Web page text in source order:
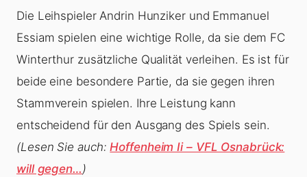
Die Leihspieler Andrin Hunziker und Emmanuel
Essiam spielen eine wichtige Rolle, da sie dem FC
Winterthur zusätzliche Qualität verleihen. Es ist für
beide eine besondere Partie, da sie gegen ihren
Stammverein spielen. Ihre Leistung kann
entscheidend für den Ausgang des Spiels sein.
(Lesen Sie auch:Hoffenheim Ii – VFL Osnabrück:
will gegen…)